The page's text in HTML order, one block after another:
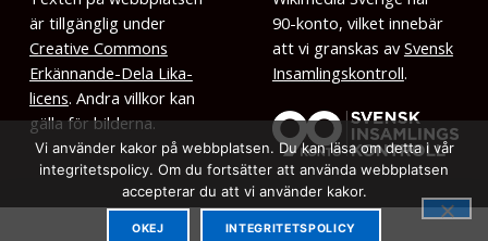
är tillgänglig under
Creative Commons
Erkännande-Dela Lika-
licens. Andra villkor kan
gälla för bilderna.
90-konto, vilket innebär
att vi granskas av Svensk
Insamlingskontroll.
Vi använder kakor på webbplatsen. Du kan läsa om detta i vår
integritetspolicy. Om du fortsätter att använda webbplatsen
accepterar du att vi använder kakor.
OKEJ INTEGRITETSPOLICY